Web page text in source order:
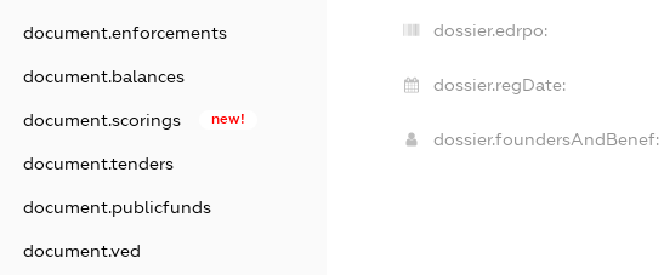
document.enforcements
document.balances
document.scorings new!
document.tenders
document.publicfunds
document.ved
dossier.edrpo:
dossier.regDate:
dossier.foundersAndBenef: